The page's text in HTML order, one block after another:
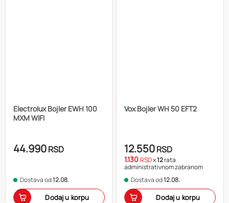
Electrolux Bojler EWH 100
MXM WIFI
44.990RSD
Dostava od12.08.
Dodaj u korpu
Vox Bojler WH 50 EFT2
12.550RSD
1.130RSDx12rata
administrativnom zabranom
Dostava od12.08.
Dodaj u korpu